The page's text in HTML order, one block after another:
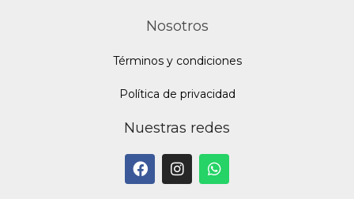
Nosotros
Términos y condiciones
Política de privacidad
Nuestras redes